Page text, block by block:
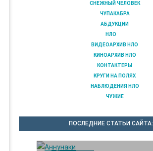
СНЕЖНЫЙ ЧЕЛОВЕК
ЧУПАКАБРА
АБДУКЦИИ
НЛО
ВИДЕОАРХИВ НЛО
КИНОАРХИВ НЛО
КОНТАКТЕРЫ
КРУГИ НА ПОЛЯХ
НАБЛЮДЕНИЯ НЛО
ЧУЖИЕ
ПОСЛЕДНИЕ СТАТЬИ САЙТА: